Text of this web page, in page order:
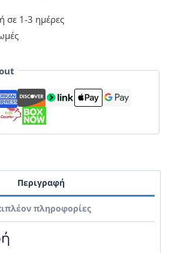
σε 1-3 ημέρες
Περιγραφή
πληροφορίες